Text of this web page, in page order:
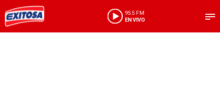
95.5 FM
EN VIVO